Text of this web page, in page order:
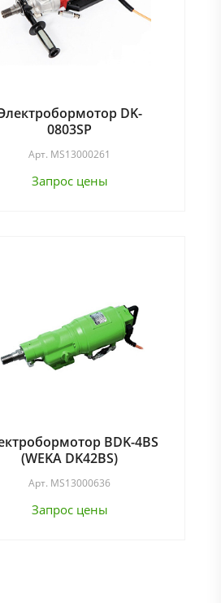
DK-
0803SP
Арт. MS13000261
Запрос цены
BDK-4BS
(WEKA DK42BS)
Арт. MS13000636
Запрос цены